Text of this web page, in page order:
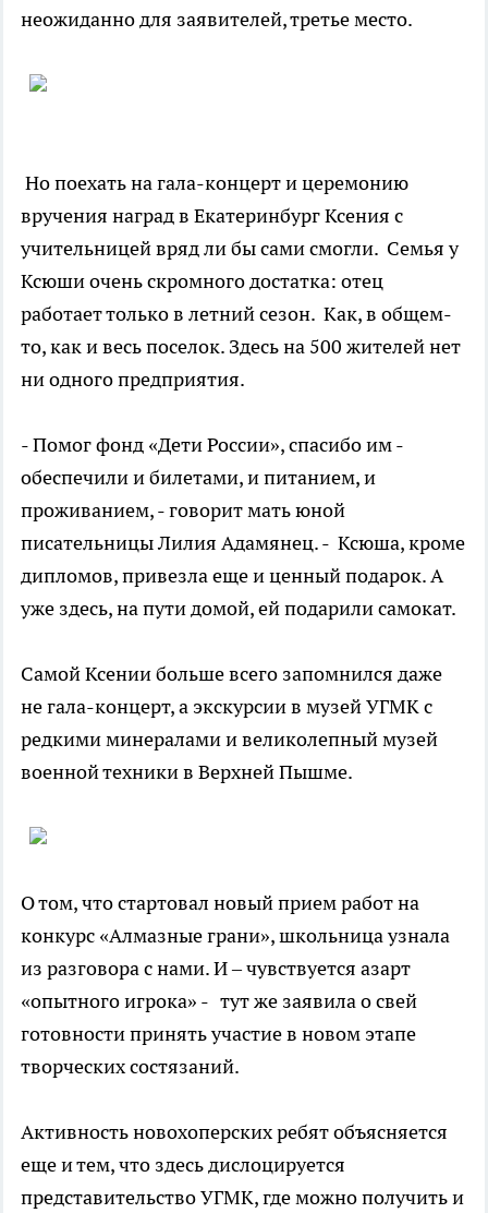
неожиданно для заявителей, третье место.
Но поехать на гала-концерт и церемонию
вручения наград в Екатеринбург Ксения с
учительницей вряд ли бы сами смогли. Семья у
Ксюши очень скромного достатка: отец
работает только в летний сезон. Как, в общем-
то, как и весь поселок. Здесь на 500 жителей нет
ни одного предприятия.
- Помог фонд «Дети России», спасибо им -
обеспечили и билетами, и питанием, и
проживанием, - говорит мать юной
писательницы Лилия Адамянец. - Ксюша, кроме
дипломов, привезла еще и ценный подарок. А
уже здесь, на пути домой, ей подарили самокат.
Самой Ксении больше всего запомнился даже
не гала-концерт, а экскурсии в музей УГМК с
редкими минералами и великолепный музей
военной техники в Верхней Пышме.
О том, что стартовал новый прием работ на
конкурс «Алмазные грани», школьница узнала
из разговора с нами. И – чувствуется азарт
«опытного игрока» - тут же заявила о свей
готовности принять участие в новом этапе
творческих состязаний.
Активность новохоперских ребят объясняется
еще и тем, что здесь дислоцируется
представительство УГМК, где можно получить и